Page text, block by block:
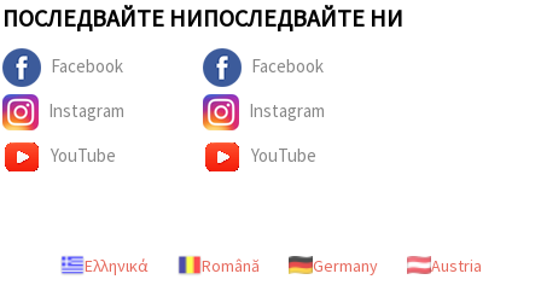
ПОСЛЕДВАЙТЕ НИ
Facebook
Instagram
YouTube
ПОСЛЕДВАЙТЕ НИ
Facebook
Instagram
YouTube
Ελληνικά Română Germany Austria